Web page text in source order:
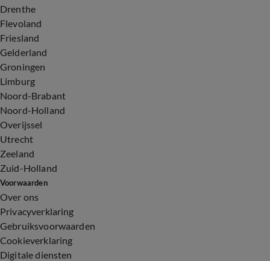
Drenthe
Flevoland
Friesland
Gelderland
Groningen
Limburg
Noord-Brabant
Noord-Holland
Overijssel
Utrecht
Zeeland
Zuid-Holland
Voorwaarden
Over ons
Privacyverklaring
Gebruiksvoorwaarden
Cookieverklaring
Digitale diensten